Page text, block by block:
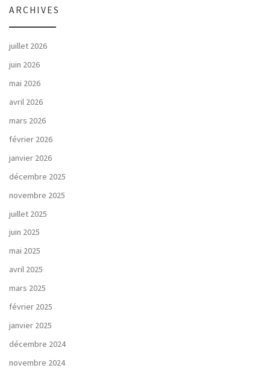
ARCHIVES
juillet 2026
juin 2026
mai 2026
avril 2026
mars 2026
février 2026
janvier 2026
décembre 2025
novembre 2025
juillet 2025
juin 2025
mai 2025
avril 2025
mars 2025
février 2025
janvier 2025
décembre 2024
novembre 2024